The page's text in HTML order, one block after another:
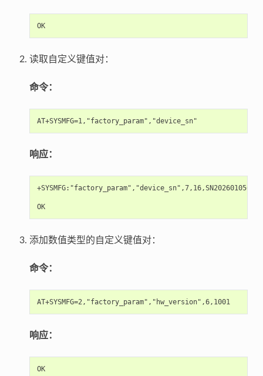
OK
读取自定义键值对：
命令：
响应：
+SYSMFG:"factory_param","device_sn",7,16,SN202601050001
OK
添加数值类型的自定义键值对：
命令：
AT+SYSMFG=2,"factory_param","hw_version",6,1001
响应：
OK